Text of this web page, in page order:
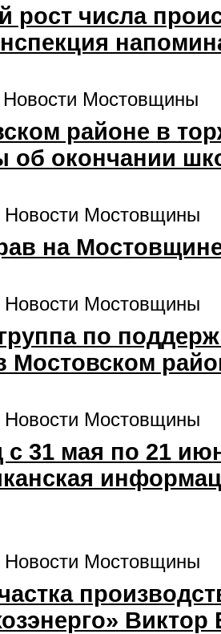
рост числа
Новости Мостовщины
районе в
об окончании
Новости Мостовщины
на
Новости Мостовщины
по
Мостовском
Новости Мостовщины
31 мая по 21
Новости Мостовщины